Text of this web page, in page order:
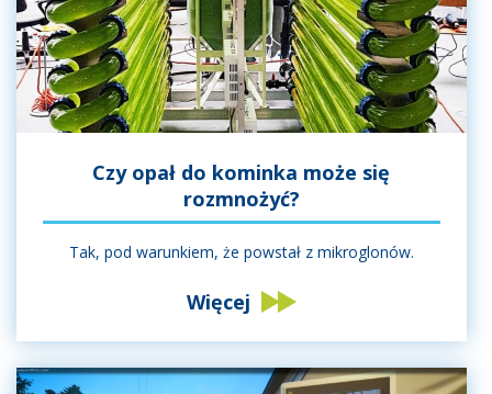
Czy opał do kominka może się
rozmnożyć?
Tak, pod warunkiem, że powstał z mikroglonów.
Więcej